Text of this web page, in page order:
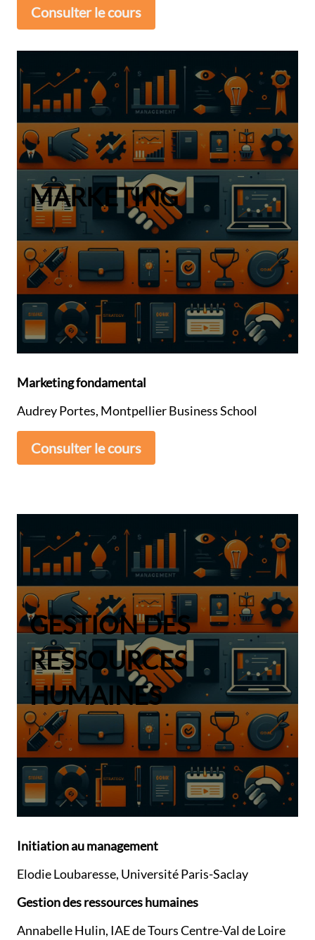
Consulter le cours
MARKETING
Marketing fondamental
Audrey Portes, Montpellier Business School
Consulter le cours
GESTION DES
RESSOURCES
HUMAINES
Initiation au management
Elodie Loubaresse, Université Paris-Saclay
Gestion des ressources humaines
Annabelle Hulin, IAE de Tours Centre-Val de Loire